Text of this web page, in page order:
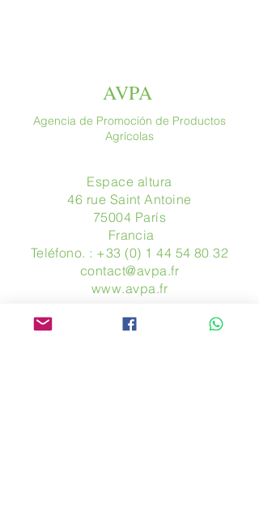
AVPA
Agencia de Promoción de Productos
Agrícolas
Espace altura
46 rue Saint Antoine
75004 París
​ Francia
Teléfono. : +33 (0) 1 44 54 80 32
contact@avpa.fr
www.avpa.fr